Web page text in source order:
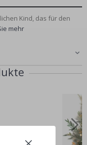
Kind, das für den
mehr